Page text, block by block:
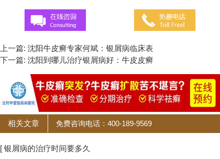
上一篇: 沈阳牛皮癣专家何斌：银屑病临床表
下一篇: 沈阳到哪儿治疗银屑病好：牛皮皮癣
相关文章 免费咨询电话：400-189-9569
[ 银屑病的治疗时间要多久